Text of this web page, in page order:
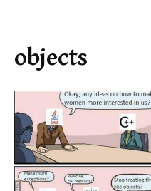
objects